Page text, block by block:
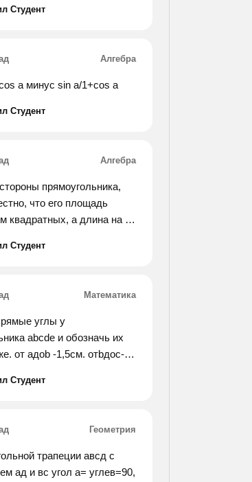
Студент
Алгебра
a минус sin a/1+cos a
Студент
Алгебра
прямоугольника,
что его площадь
квадратных, а длина на 2
Студент
Математика
углы у
abcde и обозначь их
от aдоb -1,5см. отbдоc-
Студент
Геометрия
трапеции авсд с
ад и вс угол а= углев=90,